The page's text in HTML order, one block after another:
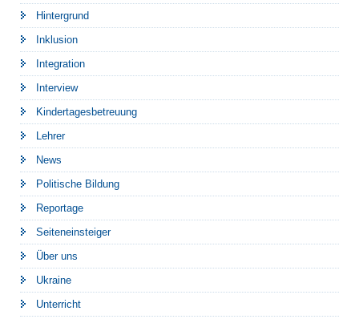
Hintergrund
Inklusion
Integration
Interview
Kindertagesbetreuung
Lehrer
News
Politische Bildung
Reportage
Seiteneinsteiger
Über uns
Ukraine
Unterricht